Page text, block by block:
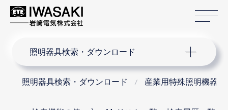
照明器具検索・ダウンロード
照明器具検索・ダウンロード 産業用特殊照明機器